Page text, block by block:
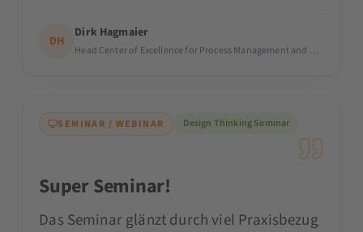
DH
Dirk Hagmaier
SEMINAR / WEBINAR Design Thinking Seminar
Super Seminar!
Das Seminar glänzt durch viel Praxisbezug